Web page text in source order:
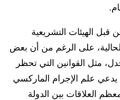
الهيئات التشريعية
على الرغم من أن بعض
مثل القوانين التي تحظر
يدعي علم الإجرام الماركسي
العلاقات بين الدولة